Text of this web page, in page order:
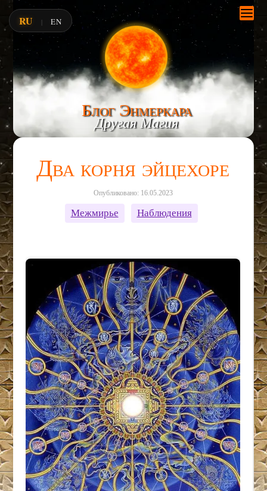
Блог Энмеркара
Другая Магия
Два корня эйцехоре
Опубликовано: 16.05.2023
Межмирье Наблюдения
RU | EN